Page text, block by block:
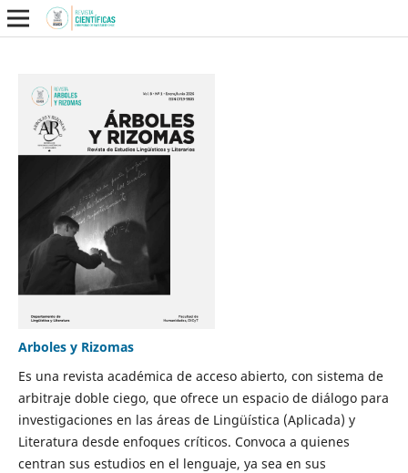
Arboles y Rizomas
Es una revista académica de acceso abierto, con sistema de
arbitraje doble ciego, que ofrece un espacio de diálogo para
investigaciones en las áreas de Lingüística (Aplicada) y
Literatura desde enfoques críticos. Convoca a quienes
centran sus estudios en el lenguaje, ya sea en sus